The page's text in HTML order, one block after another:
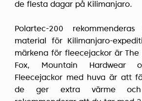
de flesta dagar på Kilimanjaro.
Polartec-200
material för Kilimanjaro-
märkena för fleecejackor är The
Fox, Mountain Hardwear
Fleecejackor med huva är att
de ger extra värme